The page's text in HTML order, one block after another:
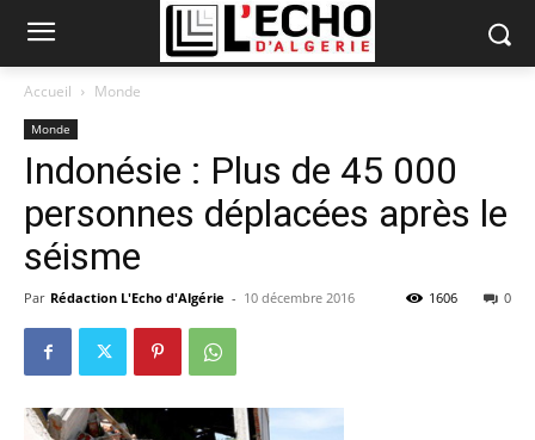
Accueil Monde
Monde
Indonésie : Plus de 45 000
personnes déplacées après le
séisme
Par Rédaction L'Echo d'Algérie - 10 décembre 2016 0
1606